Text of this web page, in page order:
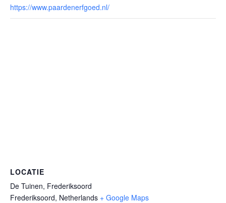
https://www.paardenerfgoed.nl/
LOCATIE
De Tuinen, Frederiksoord
Frederiksoord, Netherlands + Google Maps